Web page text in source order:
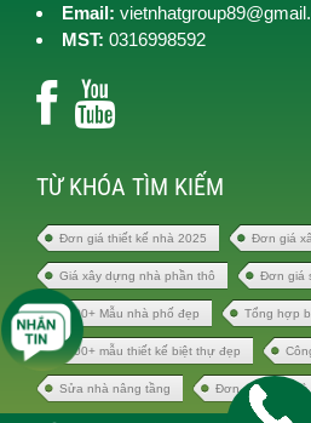
Email:
MST: 0316998592
TỪ KHÓA TÌM KIẾM
Đơn giá thiết kế nhà 2025 Đơn giá
Giá xây dựng nhà phần thô Đơn giá
1000+ Mẫu nhà phố đẹp Tổng hợp
1000+ mẫu thiết kế biệt thự đẹp
Sửa nhà nâng tầng Đơn giá xây nhà